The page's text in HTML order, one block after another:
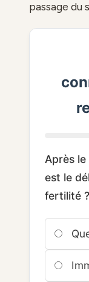
passage du
Après
est le
fertilité ?